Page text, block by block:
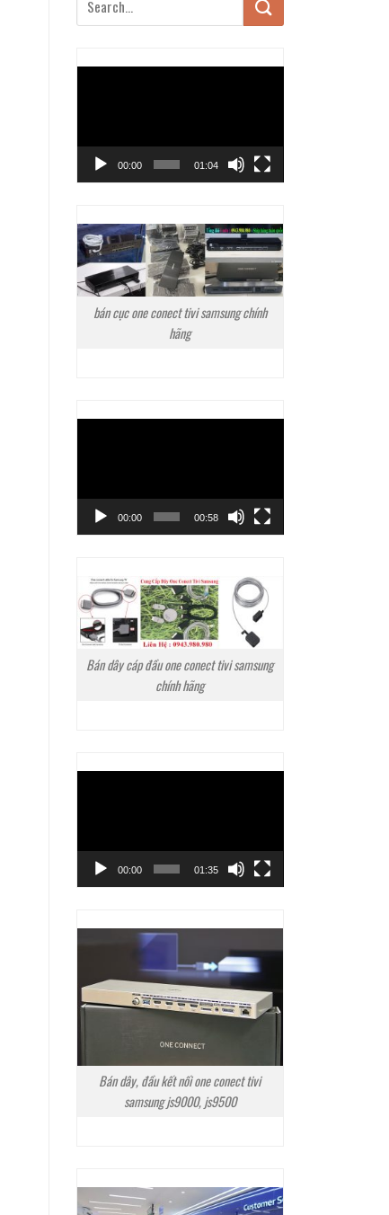
00:00 01:04
bán cục one conect tivi samsung chính
hãng
00:00 00:58
Bán dây cáp đầu one conect tivi samsung
chính hãng
00:00 01:35
Bán dây, đầu kết nối one conect tivi
samsung js9000, js9500